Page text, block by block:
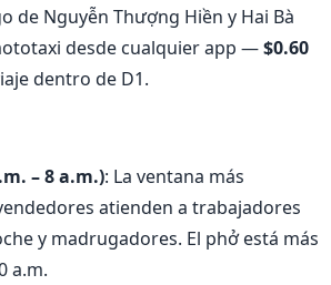
de Nguyễn Thượng Hiền y Hai Bà
desde cualquier app —$0.60
dentro de D1.
– 8 a.m.): La ventana más
atienden a trabajadores
y madrugadores. El phở está más
a.m.